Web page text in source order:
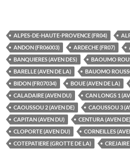
ALPES-DE-HAUTE-PROVENCE (FR04)
ANDON (FR06003)
ARDECHE (FR07)
BANQUIERES (AVEN DES)
BAOUMO
BARELLE (AVEN DE LA)
BAUOMO
BIDON (FR07034)
BOUE (AVEN DE LA)
CALADAIRE (AVEN DU)
CAN LONGS 1
CAOUSSOU 2 (AVEN DE)
CAOUSSOU 3
CAPITAN (AVEN DU)
CENTURA (AVEN DE)
CLOPORTE (AVEN DU)
CORNEILLES
COTEPATIERE (GROTTE DE LA)